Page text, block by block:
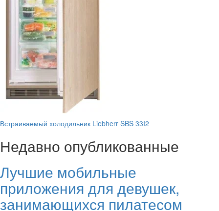
Встраиваемый холодильник Liebherr SBS 33I2
Недавно опубликованные
Лучшие мобильные
приложения для девушек,
занимающихся пилатесом